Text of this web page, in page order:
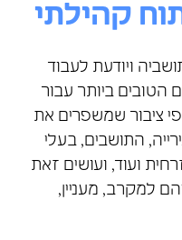
קהילתי
ויודעת לעבוד
הטובים ביותר עבור
ציבור שמשפרים את
התושבים, בעלי
ועוד, ועושים זאת
למקרב, מעניין,